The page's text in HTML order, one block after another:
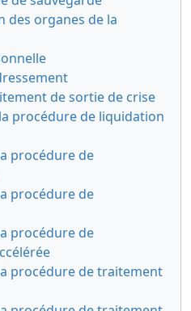
des organes de la
de sortie de crise
procédure de liquidation
procédure de
procédure de
procédure de
procédure de traitement